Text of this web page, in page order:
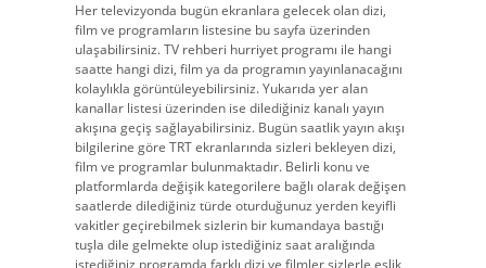
Her televizyonda bugün ekranlara gelecek olan dizi,
film ve programların listesine bu sayfa üzerinden
ulaşabilirsiniz. TV rehberi hurriyet programı ile hangi
saatte hangi dizi, film ya da programın yayınlanacağını
kolaylıkla görüntüleyebilirsiniz. Yukarıda yer alan
kanallar listesi üzerinden ise dilediğiniz kanalı yayın
akışına geçiş sağlayabilirsiniz. Bugün saatlik yayın akışı
bilgilerine göre TRT ekranlarında sizleri bekleyen dizi,
film ve programlar bulunmaktadır. Belirli konu ve
platformlarda değişik kategorilere bağlı olarak değişen
saatlerde dilediğiniz türde oturduğunuz yerden keyifli
vakitler geçirebilmek sizlerin bir kumandaya bastığı
tuşla dile gelmekte olup istediğiniz saat aralığında
istediğiniz programda farklı dizi ve filmler sizlerle eşlik